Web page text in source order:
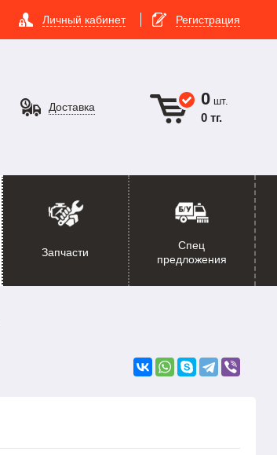
Личный кабинет Регистрация
Доставка 0 шт.
0 тг.
Запчасти
Спец
предложения